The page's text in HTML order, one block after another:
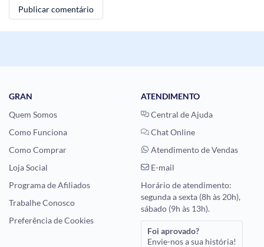
GRAN
Quem Somos
Como Funciona
Como Comprar
Loja Social
Programa de Afiliados
Trabalhe Conosco
Preferência de Cookies
ATENDIMENTO
Central de Ajuda
Chat Online
Atendimento de Vendas
E-mail
Horário de atendimento:
segunda a sexta (8h às 20h),
sábado (9h às 13h).
Foi aprovado?
Envie-nos a sua história!